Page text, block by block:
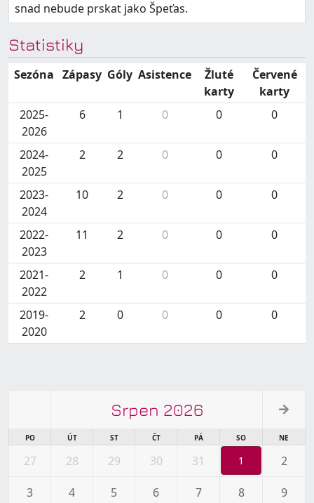
snad nebude prskat jako Špeťas.
Statistiky
Sezóna Zápasy Góly Asistence
Žluté
karty
Červené
karty
2025-
2026
6 1 0 0 0
2024-
2025
2 2 0 0 0
2023-
2024
10 2 0 0 0
2022-
2023
11 2 0 0 0
2021-
2022
2 1 0 0 0
2019-
2020
2 0 0 0 0
Srpen 2026
PO ÚT ST ČT PÁ SO NE
27 28 29 30 31 1 2
3 4 5 6 7 8 9